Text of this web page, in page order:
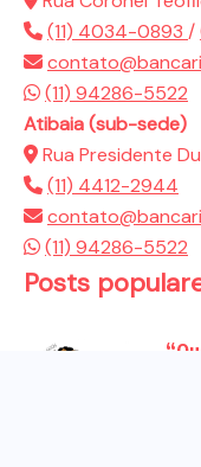
(11) 4034-0893 /
(11) 94286-5522
Atibaia (sub-sede)
Rua Presidente
(11) 4412-2944
(11) 94286-5522
Posts